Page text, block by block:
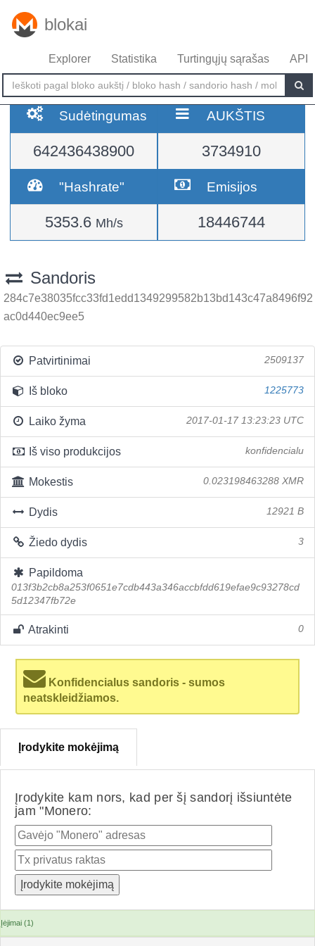
blokai
Explorer Statistika Turtingųjų sąrašas API
Sudėtingumas
642436438900
AUKŠTIS
3734910
"Hashrate"
5353.6 Mh/s
Emisijos
18446744
Sandoris
284c7e38035fcc33fd1edd1349299582b13bd143c47a8496f92
ac0d440ec9ee5
Patvirtinimai 2509137
Iš bloko 1225773
Laiko žyma 2017-01-17 13:23:23 UTC
Iš viso produkcijos konfidencialu
Mokestis 0.023198463288 XMR
Dydis 12921 B
Žiedo dydis 3
Papildoma
013f3b2cb8a253f0651e7cdb443a346accbfdd619efae9c93278cd
5d12347fb72e
Atrakinti 0
Konfidencialus sandoris - sumos
neatskleidžiamos.
Įrodykite mokėjimą
Įrodykite kam nors, kad per šį sandorį išsiuntėte
jam "Monero:
Įėjimai (1)